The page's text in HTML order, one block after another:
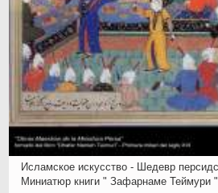
Исламское искусство - Шедевр
Миниатюр книги " Зафарнаме Теймури